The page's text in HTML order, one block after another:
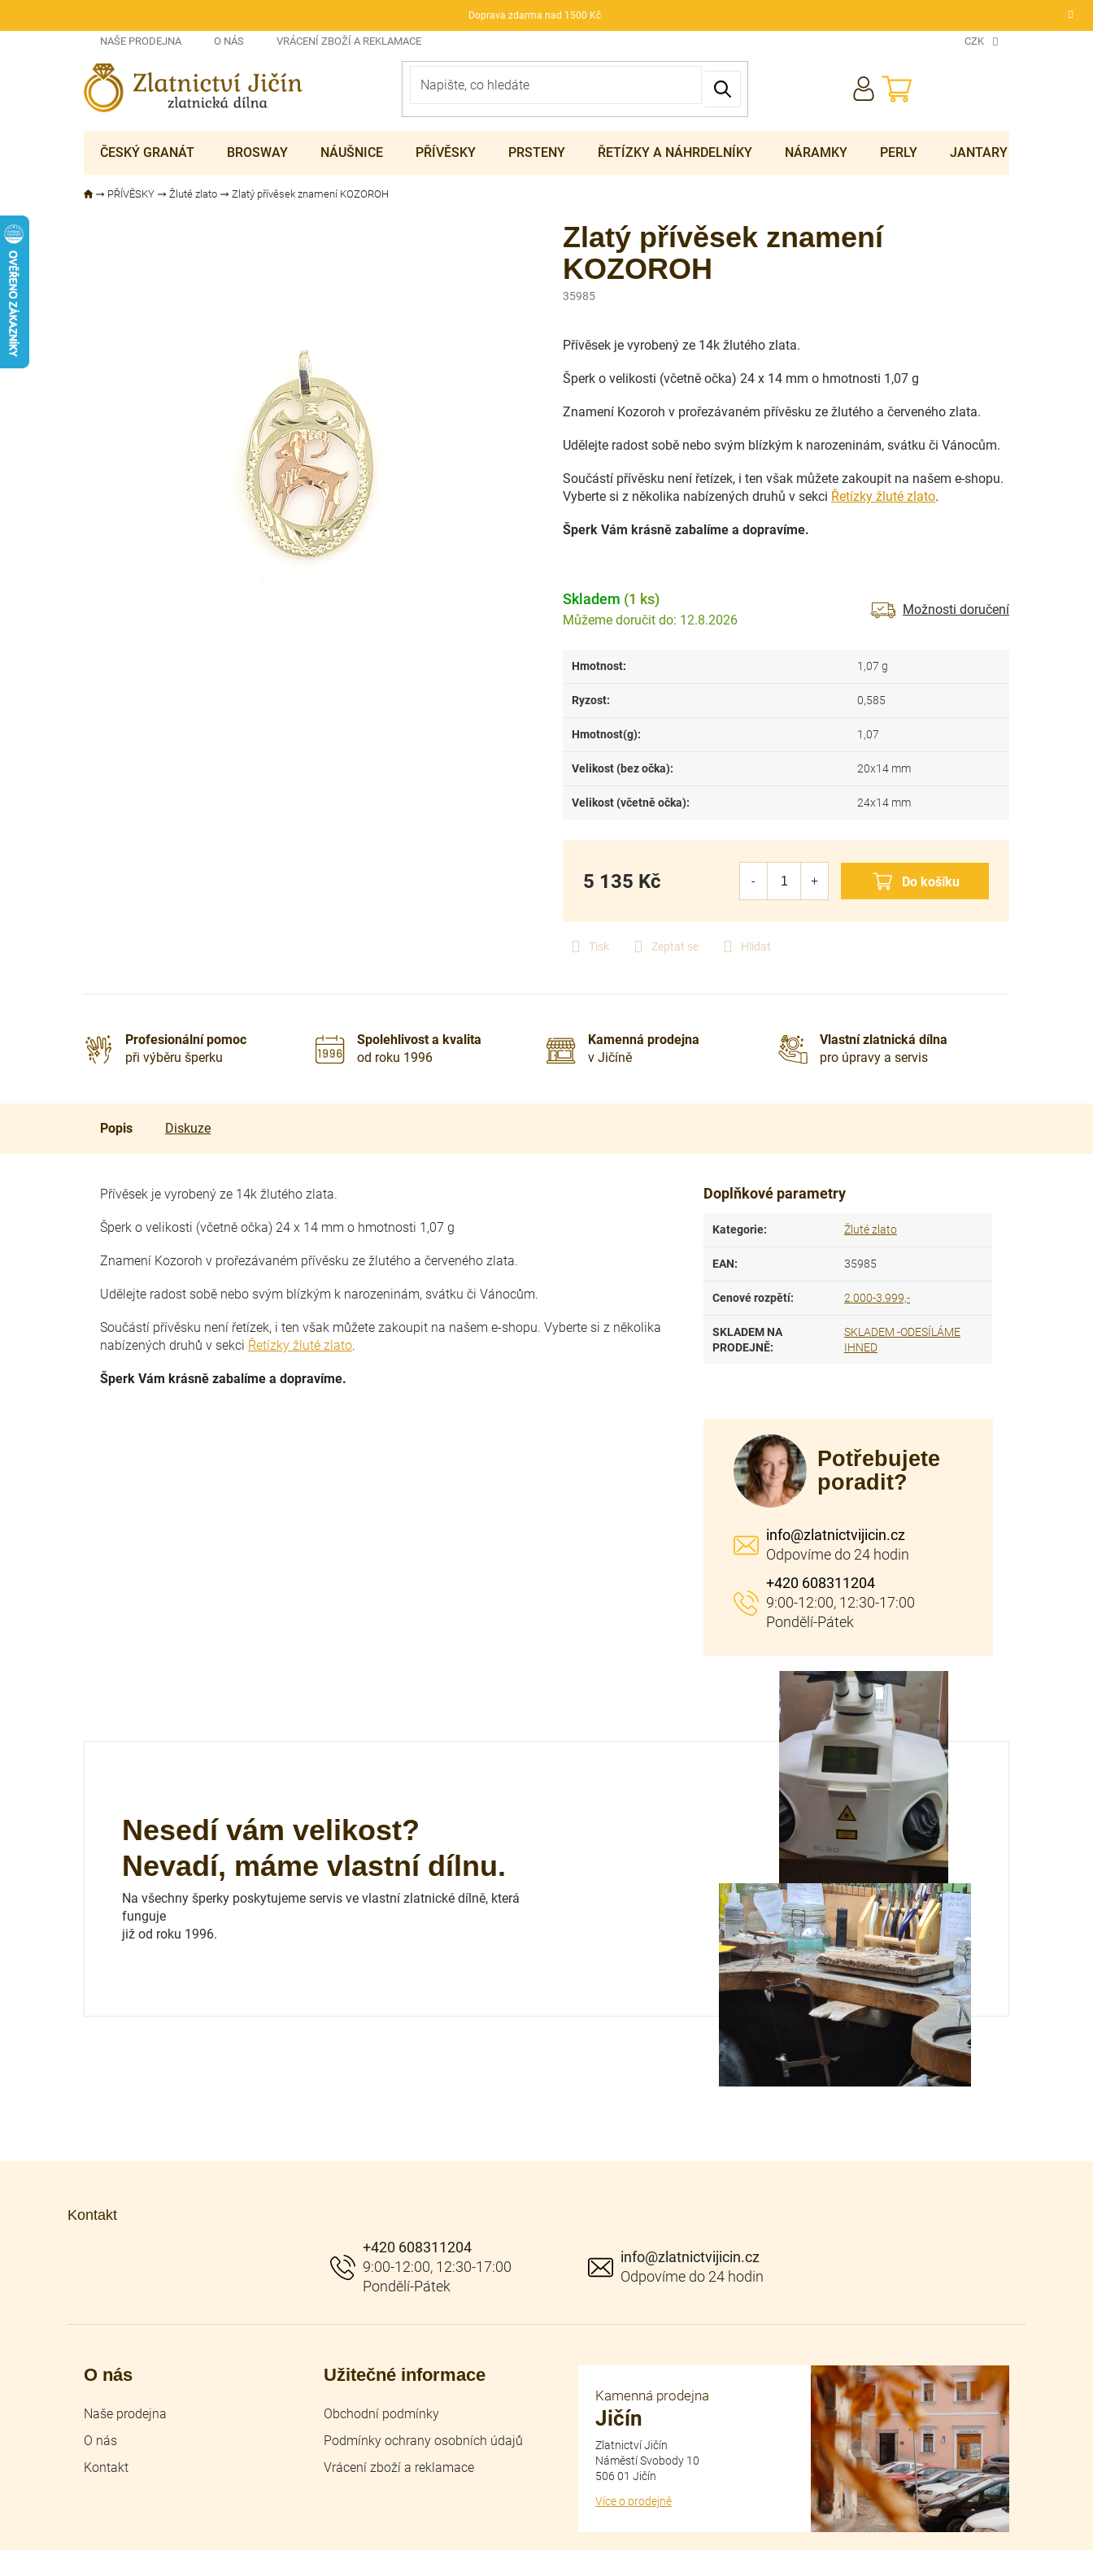
Doprava zdarma nad 1500 Kč
NAŠE PRODEJNA O NÁS VRÁCENÍ ZBOŽÍ A REKLAMACE CZK
NÁKUPNÍ
KOŠÍK
ČESKÝ GRANÁT BROSWAY NÁUŠNICE PŘÍVĚSKY PRSTENY ŘETÍZKY A NÁHRDELNÍKY NÁRAMKY PERLY JANTARY
PŘÍVĚSKY Žluté zlato Zlatý přívěsek znamení KOZOROH
Přívěsek je vyrobený ze 14k žlutého zlata.
Šperk o velikosti (včetně očka) 24 x 14 mm o hmotnosti 1,07 g
Znamení Kozoroh v prořezávaném přívěsku ze žlutého a červeného zlata.
Udělejte radost sobě nebo svým blízkým k narozeninám, svátku či Vánocům.
Součástí přívěsku není řetízek, i ten však můžete zakoupit na našem e-shopu.
Vyberte si z několika nabízených druhů v sekci Řetízky žluté zlato.
Šperk Vám krásně zabalíme a dopravíme.
Tisk Zeptat se Hlídat
Zlatý přívěsek znamení
KOZOROH
35985
Skladem (1 ks)
12.8.2026
Možnosti doručení
5 135 Kč
Hmotnost: 1,07 g
Ryzost: 0,585
Hmotnost(g): 1,07
Velikost (bez očka): 20x14 mm
Velikost (včetně očka): 24x14 mm
Profesionální pomoc
při výběru šperku
Spolehlivost a kvalita
od roku 1996
Kamenná prodejna
v Jičíně
Vlastní zlatnická dílna
pro úpravy a servis
Popis Diskuze
Přívěsek je vyrobený ze 14k žlutého zlata.
Šperk o velikosti (včetně očka) 24 x 14 mm o hmotnosti 1,07 g
Znamení Kozoroh v prořezávaném přívěsku ze žlutého a červeného zlata.
Udělejte radost sobě nebo svým blízkým k narozeninám, svátku či Vánocům.
Součástí přívěsku není řetízek, i ten však můžete zakoupit na našem e-shopu. Vyberte si z několika
nabízených druhů v sekci Řetízky žluté zlato.
Šperk Vám krásně zabalíme a dopravíme.
Doplňkové parametry
Kategorie: Žluté zlato
EAN: 35985
Cenové rozpětí: 2.000-3.999,-
SKLADEM NA
PRODEJNĚ:
SKLADEM -ODESÍLÁME
IHNED
Potřebujete
poradit?
info@zlatnictvijicin.cz
+420 608311204
Nesedí vám velikost?
Nevadí, máme vlastní dílnu.
Na všechny šperky poskytujeme servis ve vlastní zlatnické dílně, která
funguje
již od roku 1996.
Kontakt
info@zlatnictvijicin.cz
+420 608311204
O nás
Naše prodejna
O nás
Kontakt
Užitečné informace
Obchodní podmínky
Podmínky ochrany osobních údajů
Vrácení zboží a reklamace
Kamenná prodejna
Jičín
Zlatnictví Jičín
Náměstí Svobody 10
506 01 Jičín
Více o prodejně